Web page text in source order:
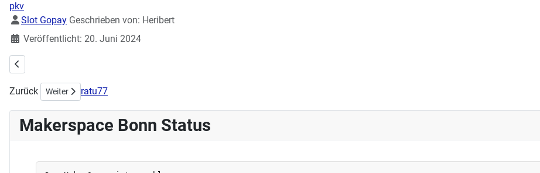
pkv
Details
Slot Gopay Geschrieben von: Heribert
Veröffentlicht: 20. Juni 2024
Vorheriger Beitrag: Workshop Schmuck und Patches am 23.06.2024
Zurück Nächster Beitrag: Stick- & Nähworkshop am 02.06.2024
Weiter ratu77
Makerspace Bonn Status